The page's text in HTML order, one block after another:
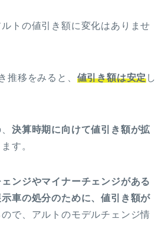
トの値引き額に変化はありませ
推移をみると、 値引き額は安定し
決算時期に向けて値引き額が拡
す。
ンジやマイナーチェンジがある
車の処分のために、値引き額が
で、アルトのモデルチェンジ情